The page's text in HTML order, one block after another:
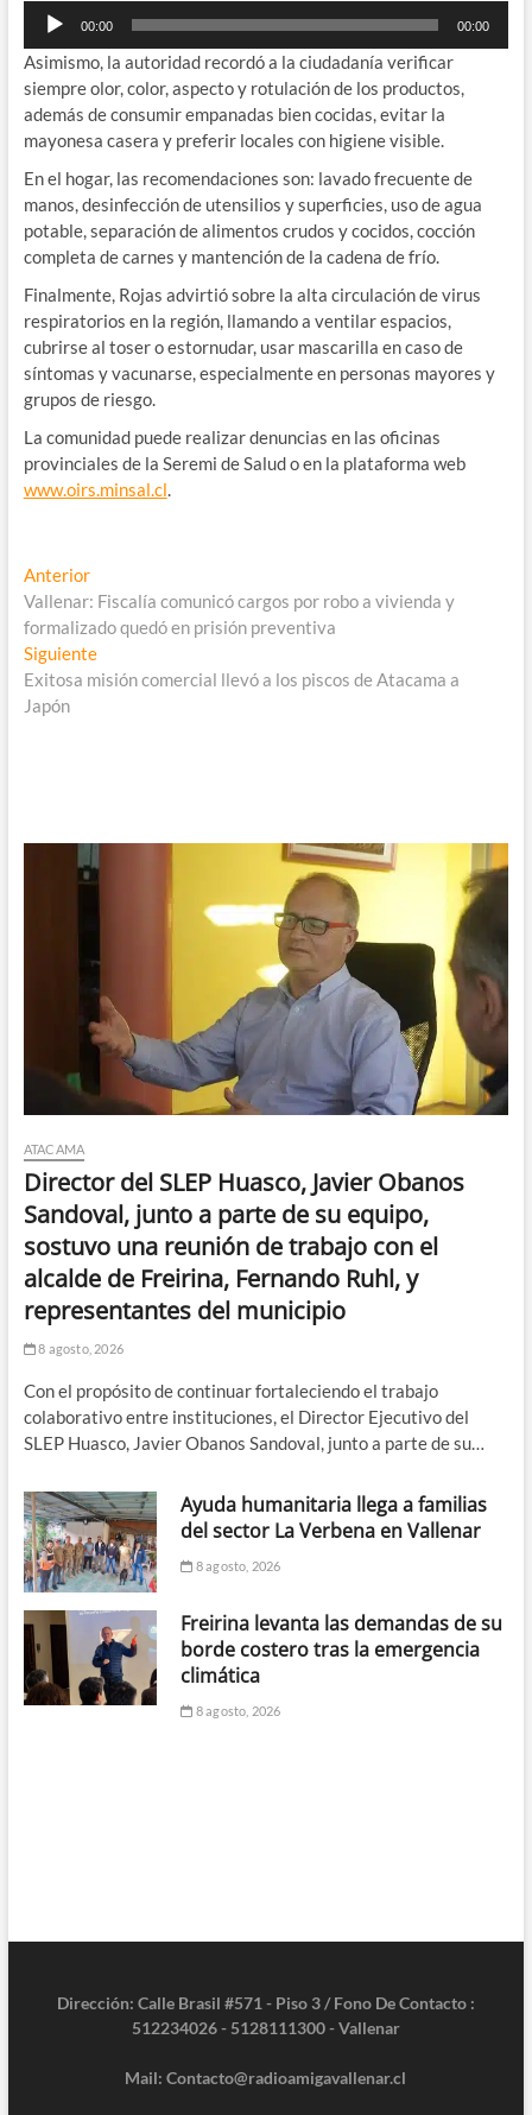
Reproductor
audio
00:00 00:00
Asimismo, la autoridad recordó a la ciudadanía verificar
siempre olor, color, aspecto y rotulación de los productos,
además de consumir empanadas bien cocidas, evitar la
mayonesa casera y preferir locales con higiene visible.
En el hogar, las recomendaciones son: lavado frecuente de
manos, desinfección de utensilios y superficies, uso de agua
potable, separación de alimentos crudos y cocidos, cocción
completa de carnes y mantención de la cadena de frío.
Finalmente, Rojas advirtió sobre la alta circulación de virus
respiratorios en la región, llamando a ventilar espacios,
cubrirse al toser o estornudar, usar mascarilla en caso de
síntomas y vacunarse, especialmente en personas mayores y
grupos de riesgo.
La comunidad puede realizar denuncias en las oficinas
provinciales de la Seremi de Salud o en la plataforma web
www.oirs.minsal.cl.
Navegación
de
entradas
AnteriorEntrada
anterior:
Vallenar: Fiscalía comunicó cargos por robo a vivienda y
formalizado quedó en prisión preventiva
SiguienteEntrada
siguiente:
Exitosa misión comercial llevó a los piscos de Atacama a
Japón
ATACAMA
Director del SLEP Huasco, Javier Obanos
Sandoval, junto a parte de su equipo,
sostuvo una reunión de trabajo con el
alcalde de Freirina, Fernando Ruhl, y
representantes del municipio
8 agosto, 2026
Con el propósito de continuar fortaleciendo el trabajo
colaborativo entre instituciones, el Director Ejecutivo del
SLEP Huasco, Javier Obanos Sandoval, junto a parte de su…
Ayuda humanitaria llega a familias
del sector La Verbena en Vallenar
8 agosto, 2026
Freirina levanta las demandas de su
borde costero tras la emergencia
climática
8 agosto, 2026
Dirección: Calle Brasil #571 - Piso 3 / Fono De Contacto :
512234026 - 5128111300 - Vallenar
Mail: Contacto@radioamigavallenar.cl